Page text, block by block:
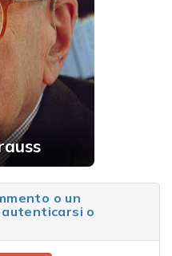
o un
autenticarsi o